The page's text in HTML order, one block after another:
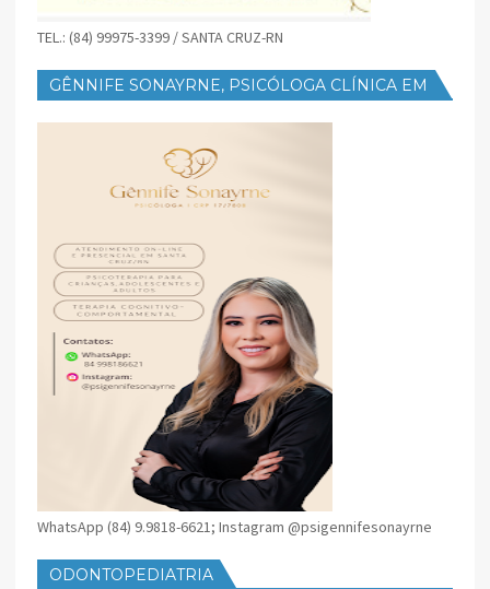
TEL.: (84) 99975-3399 / SANTA CRUZ-RN
GÊNNIFE SONAYRNE, PSICÓLOGA CLÍNICA EM
WhatsApp (84) 9.9818-6621; Instagram @psigennifesonayrne
ODONTOPEDIATRIA